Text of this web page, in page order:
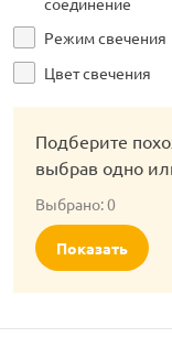
Режим свечения
Цвет свечения
Подберите
выбрав одно
Выбрано:0
Показать